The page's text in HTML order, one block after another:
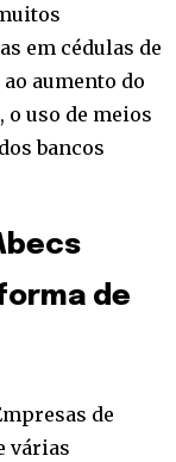
em cédulas de
aumento do
uso de meios
bancos
de
de
várias